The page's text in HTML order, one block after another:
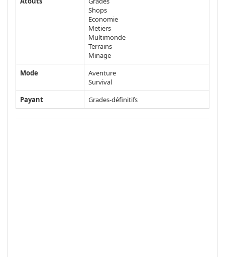
Shops
Economie
Metiers
Multimonde
Terrains
Minage
Mode
Aventure
Survival
Payant
Grades-définitifs